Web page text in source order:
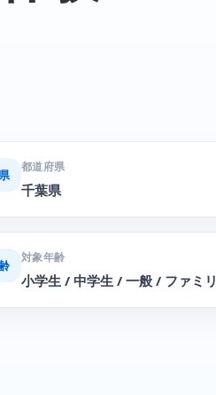
都道府県
千葉県
対象年齢
小学生 / 中学生 / 一般 / ファミ